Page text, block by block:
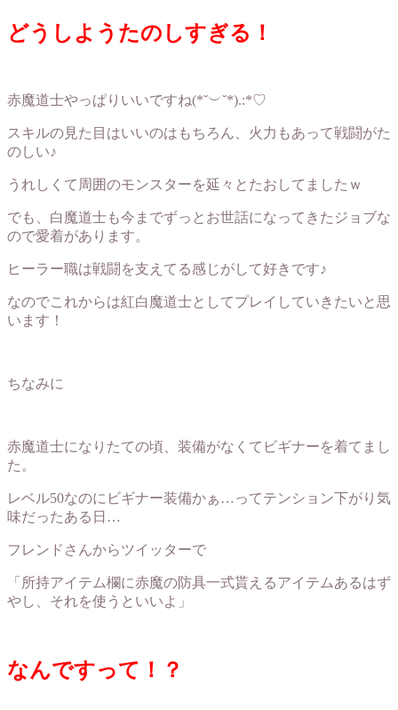
どうしようたのしすぎる！
赤魔道士やっぱりいいですね(*˘︶˘*).:*♡
スキルの見た目はいいのはもちろん、火力もあって戦闘がた
のしい♪
うれしくて周囲のモンスターを延々とたおしてましたｗ
でも、白魔道士も今までずっとお世話になってきたジョブな
ので愛着があります。
ヒーラー職は戦闘を支えてる感じがして好きです♪
なのでこれからは紅白魔道士としてプレイしていきたいと思
います！
ちなみに
赤魔道士になりたての頃、装備がなくてビギナーを着てまし
た。
レベル50なのにビギナー装備かぁ…ってテンション下がり気
味だったある日…
フレンドさんからツイッターで
「 所持アイテム欄に赤魔の防具一式貰えるアイテムあるはず
やし、それを使うといいよ」
なんですって！？